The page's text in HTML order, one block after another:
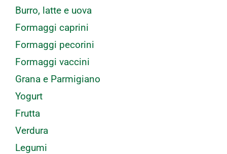
Burro, latte e uova
Formaggi caprini
Formaggi pecorini
Formaggi vaccini
Grana e Parmigiano
Yogurt
Frutta
Verdura
Legumi